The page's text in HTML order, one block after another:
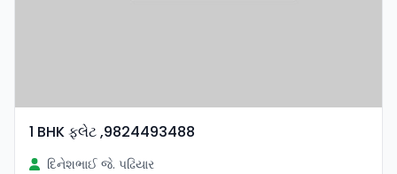
1 BHK ફલેટ ,9824493488
દિનેશભાઈ જે. પઢિયાર